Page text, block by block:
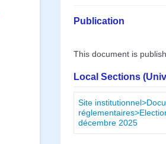
Publication
This document is
Local Sections
Site
décembre 2025